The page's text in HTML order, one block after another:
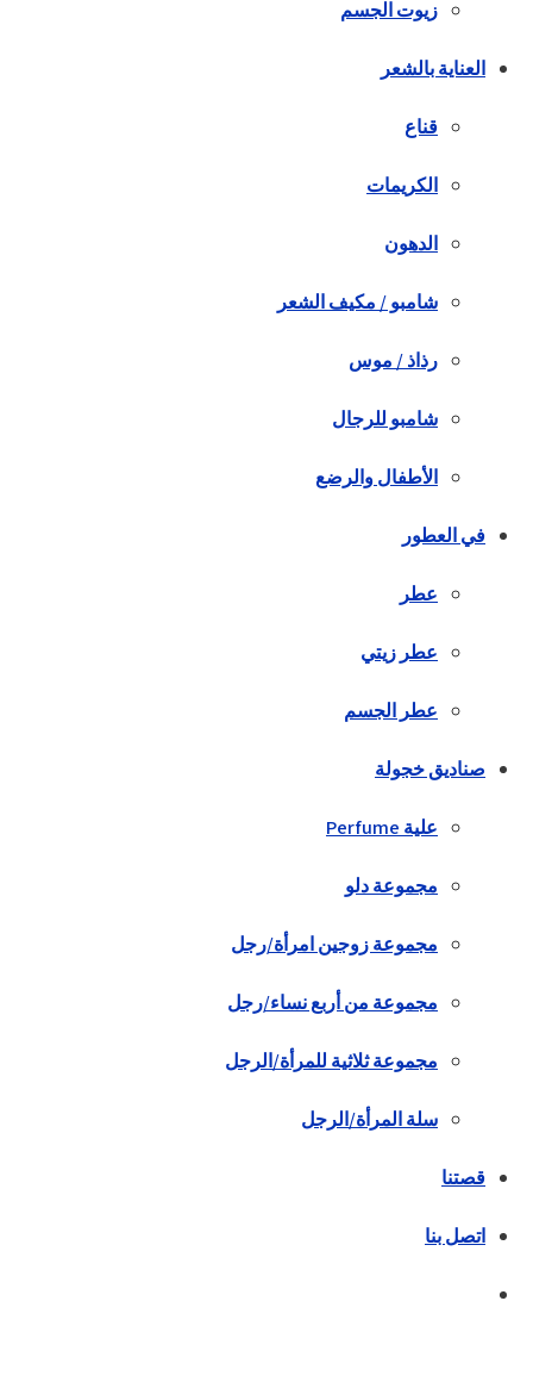
زيوت الجسم
العناية بالشعر
قناع
الكريمات
الدهون
شامبو / مكيف الشعر
رذاذ / موس
شامبو للرجال
الأطفال والرضع
في العطور
عطر
عطر زيتي
عطر الجسم
صناديق خجولة
علية Perfume
مجموعة دلو
مجموعة زوجين امرأة/رجل
مجموعة من أربع نساء/رجل
مجموعة ثلاثية للمرأة/الرجل
سلة المرأة/الرجل
قصتنا
اتصل بنا